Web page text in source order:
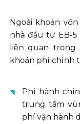
Ngoài khoản
nhà đầu tư EB-
liên quan trong
khoản phí chính
Phí hành
trung tâm
phí vận hành